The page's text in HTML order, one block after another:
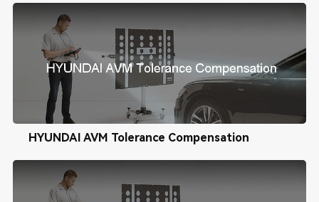
HYUNDAI AVM Tolerance Compensation